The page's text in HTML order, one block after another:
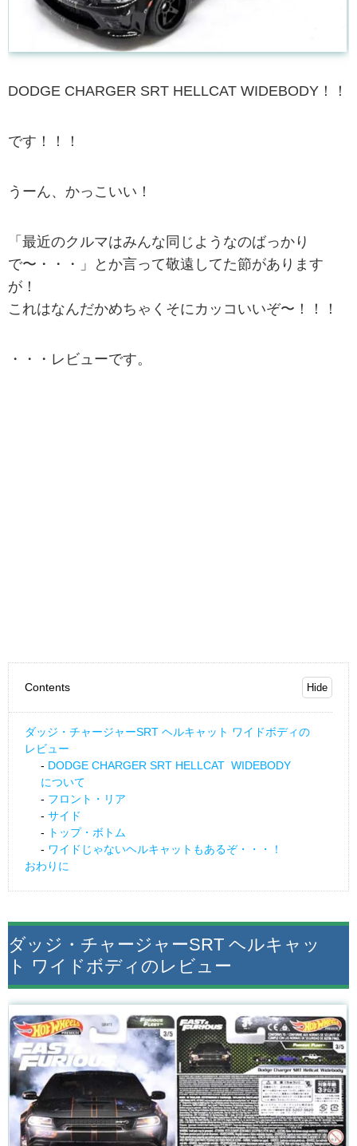
DODGE CHARGER SRT HELLCAT WIDEBODY！！
です！！！
うーん、かっこいい！
「最近のクルマはみんな同じようなのばっかり
で〜・・・」とか言って敬遠してた節があります
が！
これはなんだかめちゃくそにカッコいいぞ〜！！！
・・・レビューです。
Contents
ダッジ・チャージャーSRT ヘルキャット ワイドボディの
レビュー
DODGE CHARGER SRT HELLCAT WIDEBODY
について
フロント・リア
サイド
トップ・ボトム
ワイドじゃないヘルキャットもあるぞ・・・！
おわりに
ダッジ・チャージャーSRT ヘルキャッ
ト ワイドボディのレビュー